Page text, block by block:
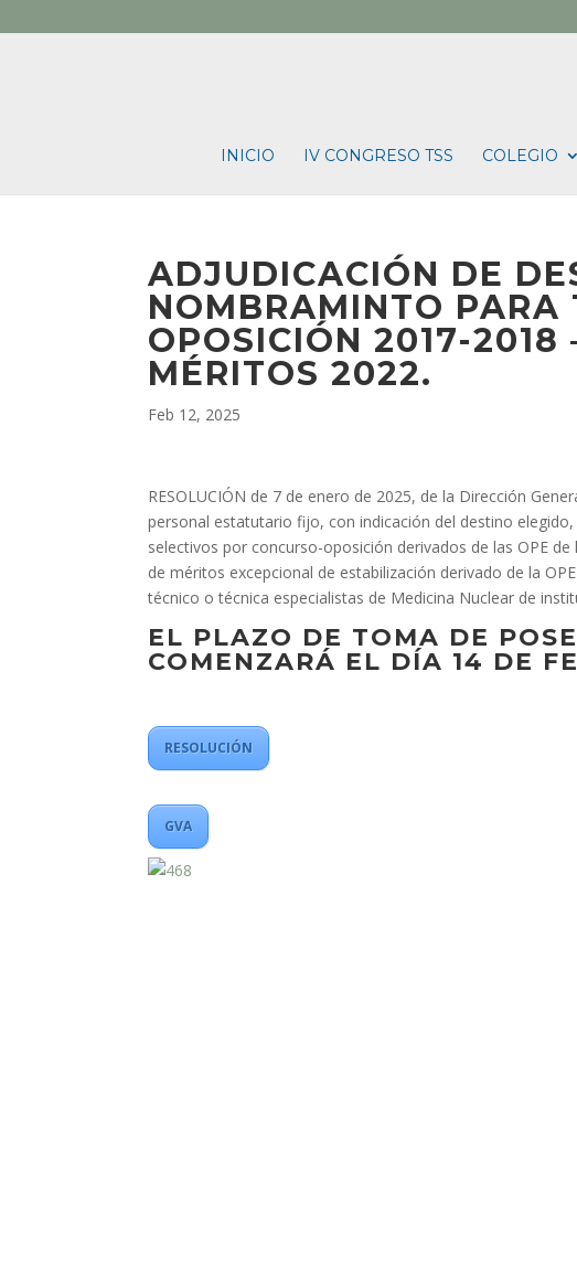
INICIO IV CONGRESO TSS COLEGIO
ADJUDICACIÓN DE
NOMBRAMINTO PARA
OPOSICIÓN 2017-2018
MÉRITOS 2022.
Feb 12, 2025
RESOLUCIÓN de 7 de enero de 2025, de la Dirección
personal estatutario fijo, con indicación del destino
selectivos por concurso-oposición derivados de las OPE
de méritos excepcional de estabilización derivado de la
técnico o técnica especialistas de Medicina Nuclear de
EL PLAZO DE TOMA DE
COMENZARÁ EL DÍA 14 DE
RESOLUCIÓN
GVA